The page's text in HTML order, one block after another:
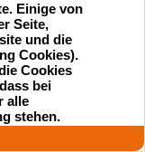
geholfen,
Einige von
Seite,
und die
Cookies).
Cookies
bei
alle
stehen.